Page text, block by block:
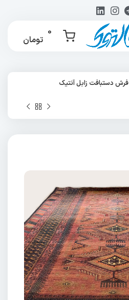
0
تومان
فرش دستبافت زابل آنتیک